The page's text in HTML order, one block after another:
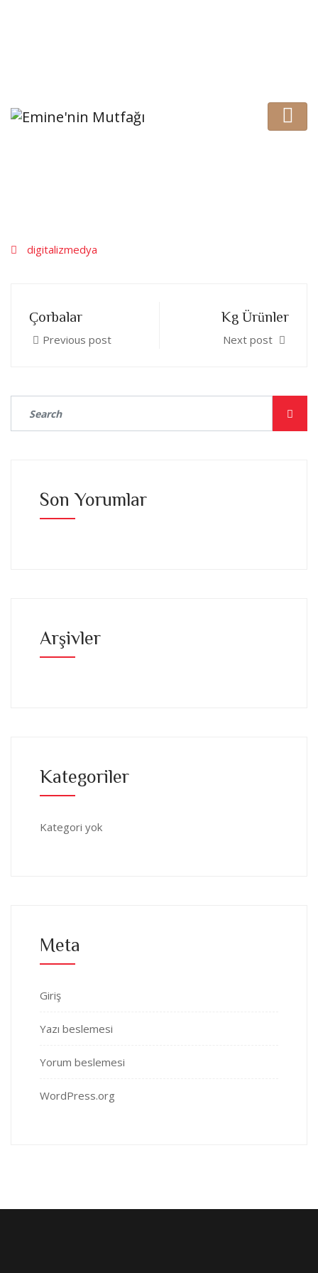
digitalizmedya
Çorbalar
Previous post
Kg Ürünler
Next post
Son Yorumlar
Arşivler
Kategoriler
Kategori yok
Meta
Giriş
Yazı beslemesi
Yorum beslemesi
WordPress.org